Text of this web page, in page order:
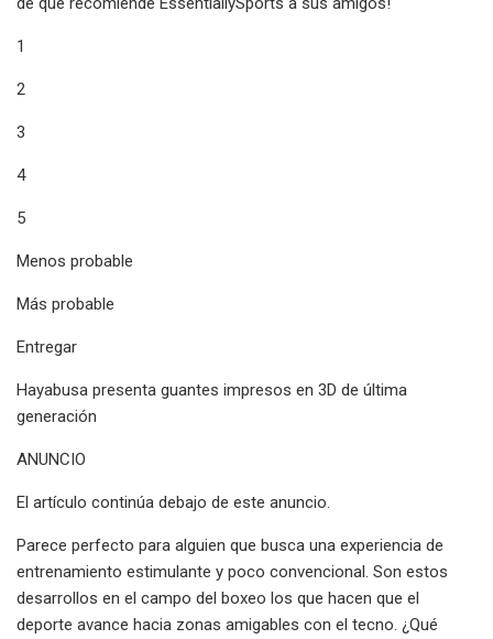
1
2
3
4
5
Menos probable
Más probable
Entregar
Hayabusa presenta guantes impresos en 3D de última
generación
ANUNCIO
El artículo continúa debajo de este anuncio.
Parece perfecto para alguien que busca una experiencia de
entrenamiento estimulante y poco convencional. Son estos
desarrollos en el campo del boxeo los que hacen que el
deporte avance hacia zonas amigables con el tecno. ¿Qué